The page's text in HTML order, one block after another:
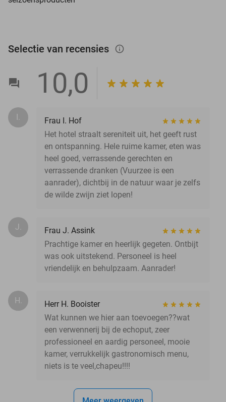
Selectie van recensies info_outlined
10,0
I.
Frau I. Hof
Het hotel straalt sereniteit uit, het geeft rust
en ontspanning. Hele ruime kamer, eten was
heel goed, verrassende gerechten en
verrassende dranken (Vuurzee is een
aanrader), dichtbij in de natuur waar je zelfs
de wilde zwijn ziet lopen!
J.
Frau J. Assink
Prachtige kamer en heerlijk gegeten. Ontbijt
was ook uitstekend. Personeel is heel
vriendelijk en behulpzaam. Aanrader!
H.
Herr H. Booister
Wat kunnen we hier aan toevoegen??wat
een verwennerij bij de echoput, zeer
professioneel en aardig personeel, mooie
kamer, verrukkelijk gastronomisch menu,
niets is te veel,chapeu!!!!